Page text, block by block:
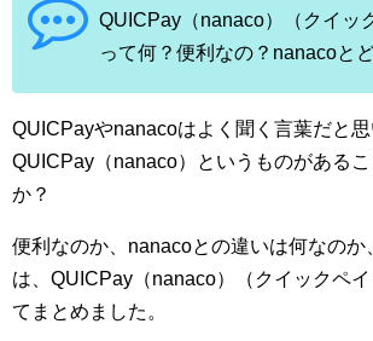
QUICPay（nanaco）（クイッ
って何？便利なの？nanacoと
QUICPayやnanacoはよく聞く言葉だと思
QUICPay（nanaco）というものがある
か？
便利なのか、nanacoとの違いは何なのか
は、QUICPay（nanaco）（クイックペ
てまとめました。